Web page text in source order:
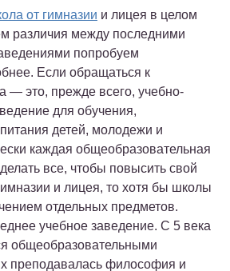
от гимназии и лицея в целом
различия между последними
попробуем
Если обращаться к
— это, прежде всего, учебно-
для обучения,
детей, молодежи и
каждая общеобразовательная
все, чтобы повысить свой
и лицея, то хотя бы школы
отдельных предметов.
учебное заведение. С 5 века
общеобразовательными
преподавалась философия и